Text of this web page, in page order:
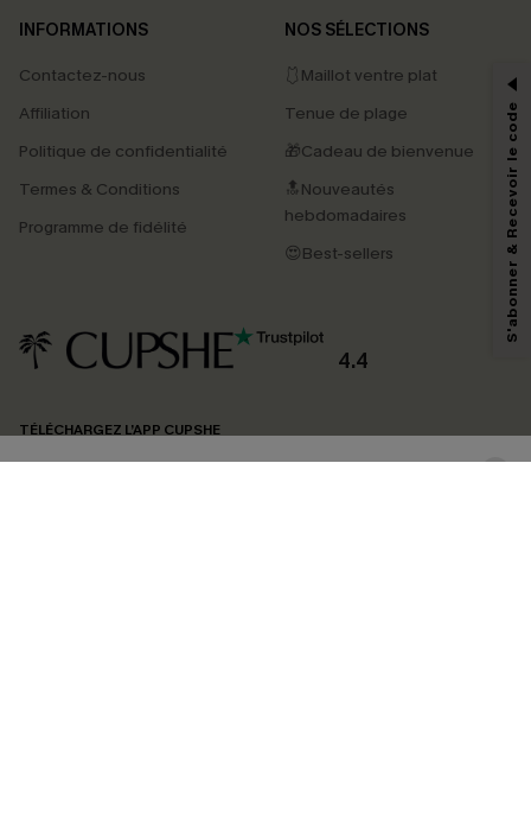
INFORMATIONS
Contactez-nous
Affiliation
Politique de confidentialité
Termes & Conditions
Programme de fidélité
NOS SÉLECTIONS
🩱Maillot ventre plat
Tenue de plage
🎁Cadeau de bienvenue
🔝Nouveautés
hebdomadaires
😍Best-sellers
4.4
TÉLÉCHARGEZ L’APP CUPSHE
PROFITEZ DE -15%
-15% dès 2 Achetés par E-mail
En soumettant votre adresse e-mail, vous acceptez de recevoir des e-mails
marketing (y compris du contenu généré par l'IA) de Cupshe et
reconnaissez avoir pris connaissance de nos
pouvons utiliser les données collectées sur notre site ainsi que des
produits susceptibles de vous intéresser, conformément à notre
Politique de
confidentialité
. Vous pouvez vous désabonner à tout moment.
S'abonner & Recevoir le code